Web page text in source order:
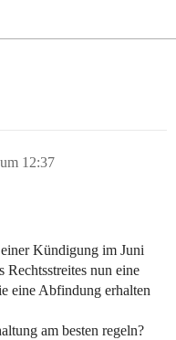
12:37
Kündigung im Juni
Rechtsstreites nun eine
eine Abfindung erhalten
am besten regeln?